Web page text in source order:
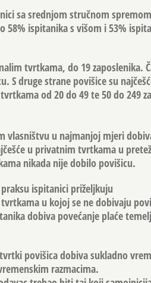
sa srednjom stručnom
58% ispitanika s višom i 53%
tvrtkama, do 19 zaposlenika.
S druge strane povišice su
od 20 do 49 te 50 do 249
vlasništvu u najmanjoj mjeri
u privatnim tvrtkama u
nikada nije dobilo povišicu.
ispitanici priželjkuju
u kojoj se ne dobivaju
dobiva povećanje plaće
povišica dobiva sukladno
razmacima.